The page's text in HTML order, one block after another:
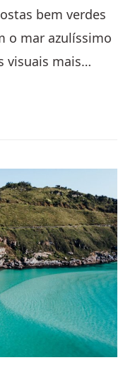
bem verdes
o mar azulíssimo
visuais mais…